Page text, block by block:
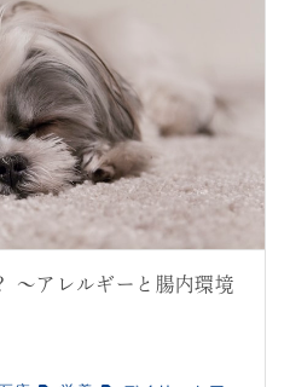
～アレルギーと腸内環境